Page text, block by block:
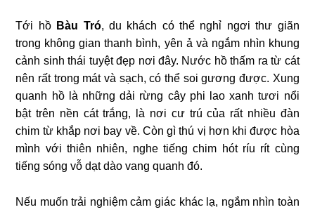
Tới hồ Bàu Tró, du khách có thể nghỉ ngơi thư giãn
trong không gian thanh bình, yên ả và ngắm nhìn khung
cảnh sinh thái tuyệt đẹp nơi đây. Nước hồ thấm ra từ cát
nên rất trong mát và sạch, có thể soi gương được. Xung
quanh hồ là những dải rừng cây phi lao xanh tươi nổi
bật trên nền cát trắng, là nơi cư trú của rất nhiều đàn
chim từ khắp nơi bay về. Còn gì thú vị hơn khi được hòa
mình với thiên nhiên, nghe tiếng chim hót ríu rít cùng
tiếng sóng vỗ dạt dào vang quanh đó.
Nếu muốn trải nghiệm cảm giác khác lạ, ngắm nhìn toàn